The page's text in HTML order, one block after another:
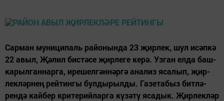
Сар­ман му­ни­ци­паль ра­йо­нын­да 23 җир­лек, шул исәп­кә
22 авыл, Җә­лил бис­тә­се җир­ле­ге ке­рә. Уз­ган ел­да баш­
ка­рыл­ган­нар­га, ире­шел­гән­нәр­гә ана­лиз яса­лып, җир­
лек­ләр­нең рей­тин­гы бул­ды­рыл­ды. Га­зе­та­быз бит­лә­
рен­дә кай­бер кри­те­рий­лар­га кү­зә­тү яса­дык. Җир­лек­ләр